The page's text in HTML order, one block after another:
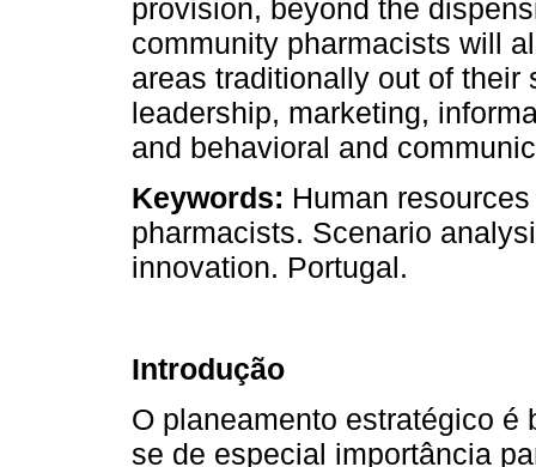
provision, beyond the
community pharmacists will
areas traditionally out of
leadership, marketing,
and behavioral and
Keywords: Human
pharmacists. Scenario
innovation. Portugal.
Introdução
O planeamento estratégico
se de especial importância